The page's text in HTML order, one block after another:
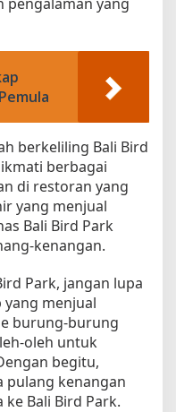
berkeliling Bali Bird
berbagai
di restoran yang
yang menjual
Bali Bird Park
kenangan.
Park, jangan lupa
menjual
burung-burung
oleh untuk
begitu,
pulang kenangan
Bali Bird Park.